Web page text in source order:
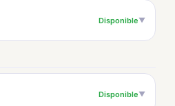
Disponible▼
Disponible▼